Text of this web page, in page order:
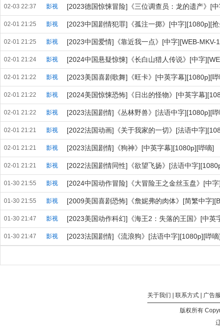
02-03 22:37 影视 [2023德国惊悚冒险]《三位调查员：龙的遗产》[
02-01 21:25 影视 [2023中国剧情犯罪]《孤注一掷》[中字][1080p][
02-01 21:25 影视 [2023中国爱情]《靠近我一点》[中字][WEB-MKV-
02-01 21:24 影视 [2024中国悬疑惊悚]《长白山猎人传说》[中字
02-01 21:22 影视 [2023美国喜剧歌舞]《旺卡》[中英字幕][1080p][
02-01 21:22 影视 [2024美国惊悚恐怖]《日出的怪物》[中英字幕
02-01 21:22 影视 [2023法国剧情]《丛林野兽》[法语中字][1080p][
02-01 21:21 影视 [2022法国动画]《关于我家的一切》[法语中字
02-01 21:21 影视 [2023法国剧情]《狗神》[中英字幕][1080p][哔嘀]
02-01 21:21 影视 [2022法国剧情同性]《欲望飞扬》[法语中字
01-30 21:55 影视 [2024中国动作冒险]《大冒险王之金丝玉盘》[中
01-30 21:55 影视 [2009美国喜剧恐怖]《詹妮弗的肉体》[简繁中字
01-30 21:47 影视 [2023美国动作科幻]《海王2：失落的王国》[中英
01-30 21:47 影视 [2023法国剧情]《流浪狗》[法语中字][1080p][哔
关于我们 联系方式 广告
版权所有